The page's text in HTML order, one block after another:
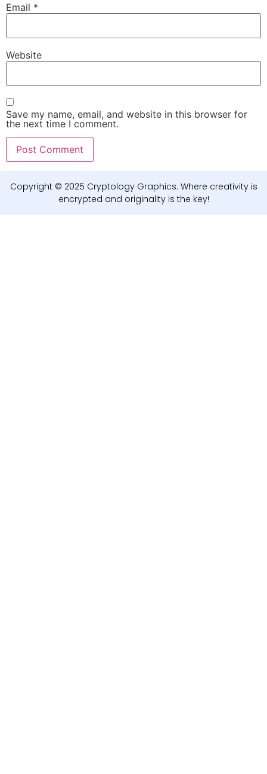
Email *
Website
Save my name, email, and website in this browser for
the next time I comment.
Copyright © 2025 Cryptology Graphics. Where creativity is
encrypted and originality is the key!